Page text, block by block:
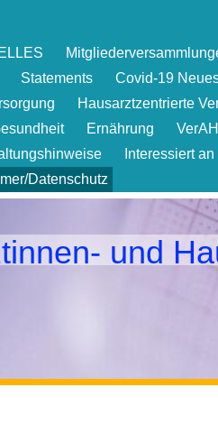
Statements Covid-19
Hausarztzentrierte
Ernährung VerAH
Interessiert
Datenschutz
und